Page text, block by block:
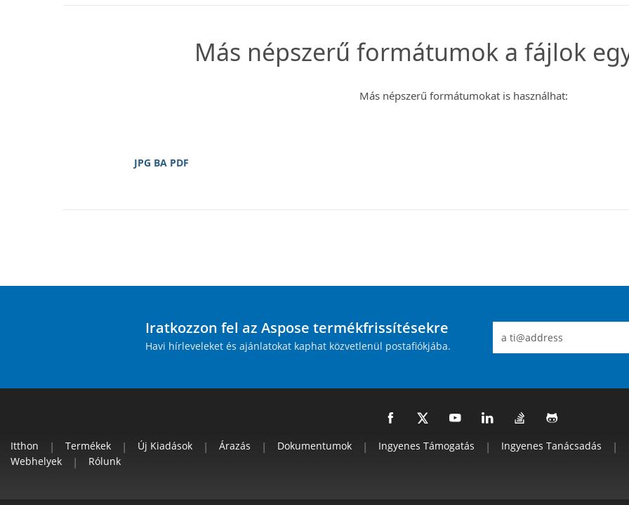
Más népszerű formátumok a fájlok
Más népszerű formátumokat is használhat:
JPG BA PDF
Iratkozzon fel az Aspose termékfrissítésekre
Havi hírleveleket és ajánlatokat kaphat közvetlenül postafiókjába.
Itthon | Termékek | Új Kiadások | Árazás | Dokumentumok | Ingyenes Támogatás | Ingyenes Tanácsadás |
Webhelyek | Rólunk